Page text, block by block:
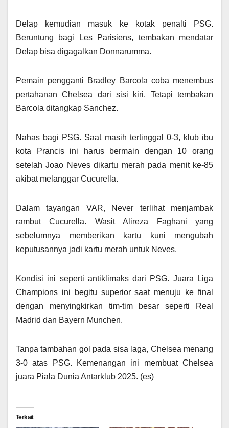
Delap kemudian masuk ke kotak penalti PSG.
Beruntung bagi Les Parisiens, tembakan mendatar
Delap bisa digagalkan Donnarumma.
Pemain pengganti Bradley Barcola coba menembus
pertahanan Chelsea dari sisi kiri. Tetapi tembakan
Barcola ditangkap Sanchez.
Nahas bagi PSG. Saat masih tertinggal 0-3, klub ibu
kota Prancis ini harus bermain dengan 10 orang
setelah Joao Neves dikartu merah pada menit ke-85
akibat melanggar Cucurella.
Dalam tayangan VAR, Never terlihat menjambak
rambut Cucurella. Wasit Alireza Faghani yang
sebelumnya memberikan kartu kuni mengubah
keputusannya jadi kartu merah untuk Neves.
Kondisi ini seperti antiklimaks dari PSG. Juara Liga
Champions ini begitu superior saat menuju ke final
dengan menyingkirkan tim-tim besar seperti Real
Madrid dan Bayern Munchen.
Tanpa tambahan gol pada sisa laga, Chelsea menang
3-0 atas PSG. Kemenangan ini membuat Chelsea
juara Piala Dunia Antarklub 2025. (es)
Terkait